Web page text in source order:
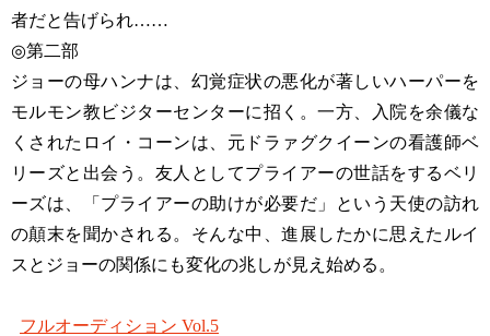
者だと告げられ……
◎第二部
ジョーの母ハンナは、幻覚症状の悪化が著しいハーパーを
モルモン教ビジターセンターに招く。一方、入院を余儀な
くされたロイ・コーンは、元ドラァグクイーンの看護師ベ
リーズと出会う。友人としてプライアーの世話をするベリ
ーズは、「プライアーの助けが必要だ」という天使の訪れ
の顛末を聞かされる。そんな中、進展したかに思えたルイ
スとジョーの関係にも変化の兆しが見え始める。
フルオーディション Vol.5